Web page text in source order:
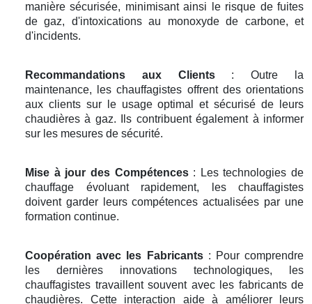
manière sécurisée, minimisant ainsi le risque de fuites
de gaz, d'intoxications au monoxyde de carbone, et
d'incidents.
Recommandations aux Clients: Outre la
maintenance, les chauffagistes offrent des orientations
aux clients sur le usage optimal et sécurisé de leurs
chaudières à gaz. Ils contribuent également à informer
sur les mesures de sécurité.
Mise à jour des Compétences: Les technologies de
chauffage évoluant rapidement, les chauffagistes
doivent garder leurs compétences actualisées par une
formation continue.
Coopération avec les Fabricants: Pour comprendre
les dernières innovations technologiques, les
chauffagistes travaillent souvent avec les fabricants de
chaudières. Cette interaction aide à améliorer leurs